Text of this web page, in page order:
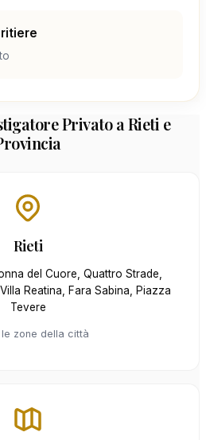
Privato a Rieti e
Rieti
del Cuore, Quattro Strade,
Reatina, Fara Sabina, Piazza
Tevere
zone della città